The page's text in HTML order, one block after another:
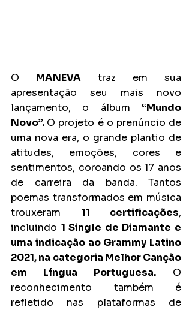
O MANEVA traz em sua
apresentação seu mais novo
lançamento, o álbum “Mundo
Novo”. O projeto é o prenúncio de
uma nova era, o grande plantio de
atitudes, emoções, cores e
sentimentos, coroando os 17 anos
de carreira da banda. Tantos
poemas transformados em música
trouxeram 11 certificações,
incluindo 1 Single de Diamante e
uma indicação ao Grammy Latino
2021, na categoria Melhor Canção
em Língua Portuguesa. O
reconhecimento também é
refletido nas plataformas de